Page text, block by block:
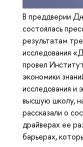
В преддверии
состоялась
результатам
исследования
провел
экономики
исследования и
высшую школу,
рассказали о
драйверах ее
барьерах,